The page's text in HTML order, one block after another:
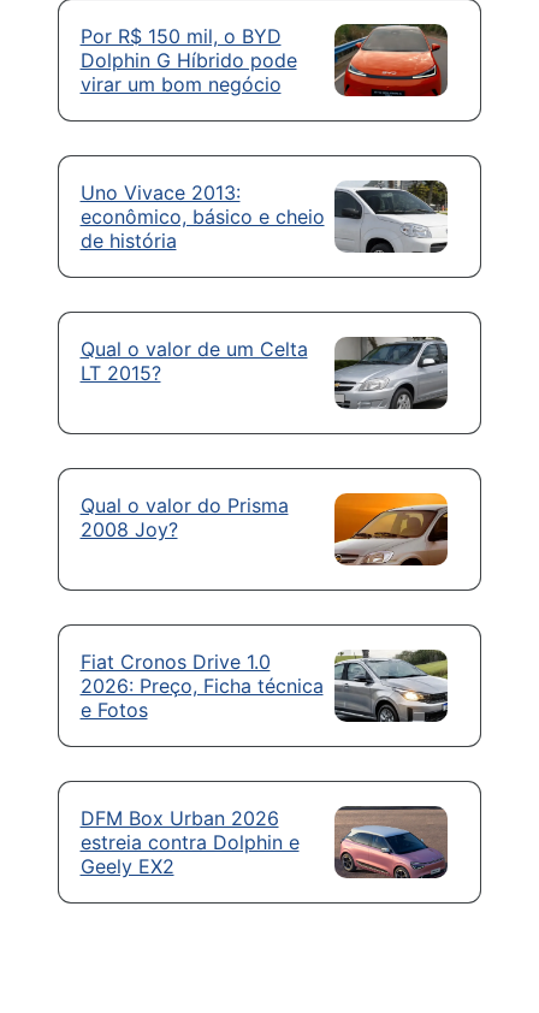
Por R$ 150 mil, o BYD
Dolphin G Híbrido pode
virar um bom negócio
Uno Vivace 2013:
econômico, básico e cheio
de história
Qual o valor de um Celta
LT 2015?
Qual o valor do Prisma
2008 Joy?
Fiat Cronos Drive 1.0
2026: Preço, Ficha técnica
e Fotos
DFM Box Urban 2026
estreia contra Dolphin e
Geely EX2